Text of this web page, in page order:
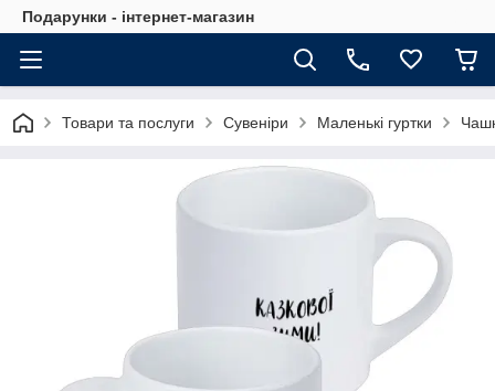
Подарунки - інтернет-магазин
Товари та послуги Сувеніри Маленькі гуртки